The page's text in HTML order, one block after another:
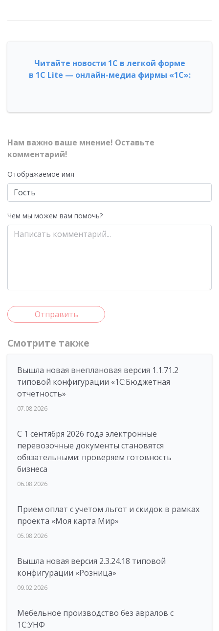
Читайте новости 1С в легкой форме
в 1С Lite — онлайн-медиа фирмы «1С»:
Нам важно ваше мнение! Оставьте
комментарий!
Отображаемое имя
Чем мы можем вам помочь?
Отправить
Смотрите также
Вышла новая внеплановая версия 1.1.71.2
типовой конфигурации «1C:Бюджетная
отчетность»
07.08.2026
С 1 сентября 2026 года электронные
перевозочные документы становятся
обязательными: проверяем готовность
бизнеса
06.08.2026
Прием оплат с учетом льгот и скидок в рамках
проекта «Моя карта Мир»
05.08.2026
Вышла новая версия 2.3.24.18 типовой
конфигурации «Розница»
09.02.2026
Мебельное производство без авралов с
1С:УНФ